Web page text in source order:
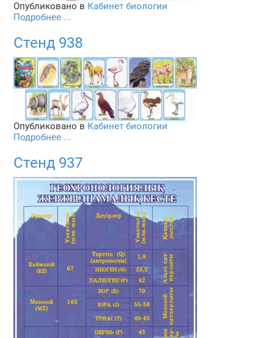
Опубликовано в Кабинет биологии
Подробнее ...
Стенд 938
Опубликовано в Кабинет биологии
Подробнее ...
Стенд 937